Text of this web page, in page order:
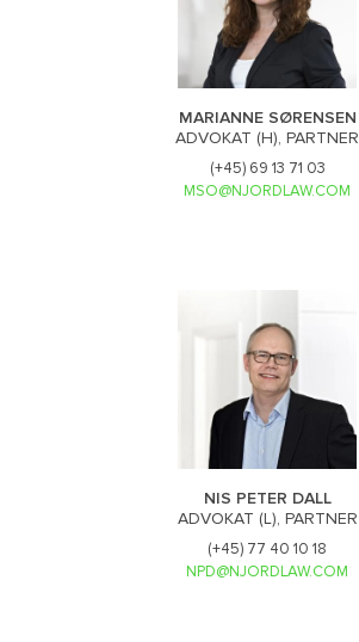
MARIANNE SØRENSEN
ADVOKAT (H), PARTNER
(+45) 69 13 71 03
MSO@NJORDLAW.COM
NIS PETER DALL
ADVOKAT (L), PARTNER
(+45) 77 40 10 18
NPD@NJORDLAW.COM